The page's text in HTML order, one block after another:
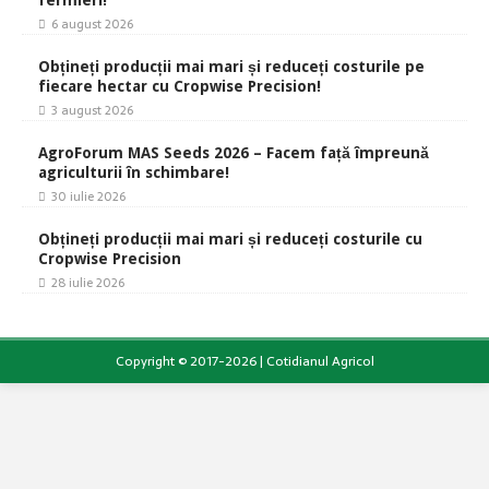
6 august 2026
Obțineți producții mai mari și reduceți costurile pe
fiecare hectar cu Cropwise Precision!
3 august 2026
AgroForum MAS Seeds 2026 – Facem față împreună
agriculturii în schimbare!
30 iulie 2026
Obțineți producții mai mari și reduceți costurile cu
Cropwise Precision
28 iulie 2026
Copyright © 2017-2026 | Cotidianul Agricol